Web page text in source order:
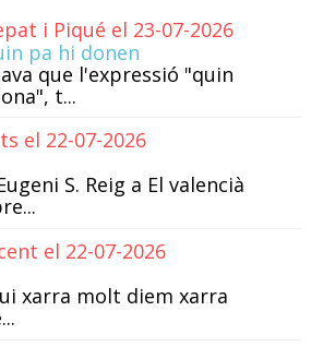
i Piqué el 23-07-2026
pa hi donen
que l'expressió "quin
t...
el 22-07-2026
S. Reig a El valencià
el 22-07-2026
xarra molt diem xarra